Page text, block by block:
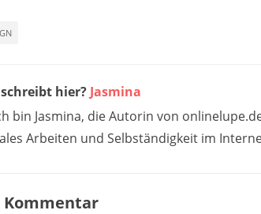
hier? Jasmina
bin Jasmina, die Autorin von
Arbeiten und Selbständigkeit im
Kommentar